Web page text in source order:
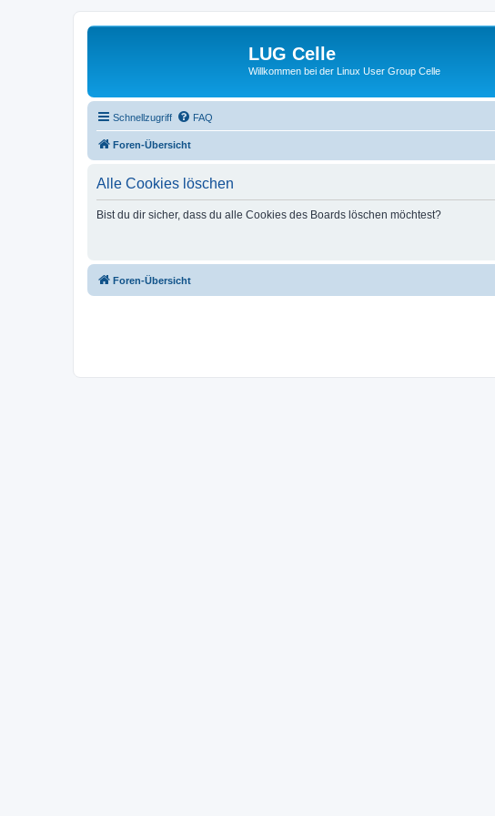
LUG Celle
Willkommen bei der Linux User Group Celle
Schnellzugriff FAQ
Foren-Übersicht
Alle Cookies löschen
Bist du dir sicher, dass du alle Cookies des Boards löschen möchtest?
Foren-Übersicht